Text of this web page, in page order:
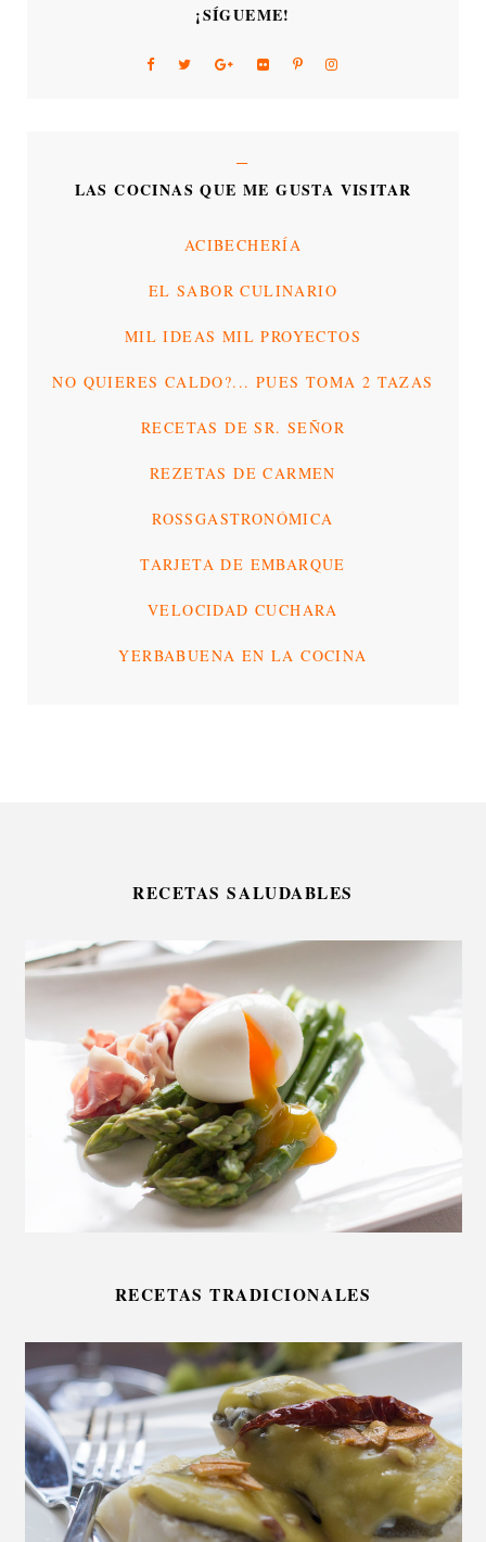
¡SÍGUEME!
LAS COCINAS QUE ME GUSTA VISITAR
ACIBECHERÍA
EL SABOR CULINARIO
MIL IDEAS MIL PROYECTOS
NO QUIERES CALDO?... PUES TOMA 2 TAZAS
RECETAS DE SR. SEÑOR
REZETAS DE CARMEN
ROSSGASTRONÓMICA
TARJETA DE EMBARQUE
VELOCIDAD CUCHARA
YERBABUENA EN LA COCINA
RECETAS SALUDABLES
RECETAS TRADICIONALES